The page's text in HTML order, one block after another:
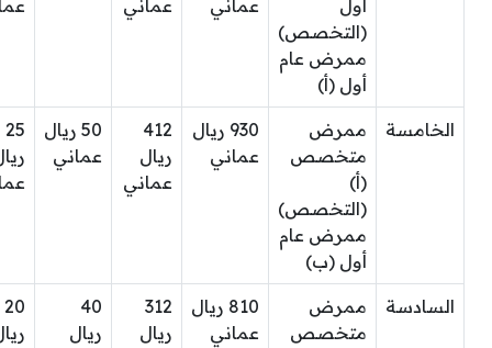
أول
(التخصص)
ممرض عام
أول (أ)
عماني
عماني
الخامسة
ممرض
متخصص
(أ)
(التخصص)
ممرض عام
أول (ب)
930 ريال
عماني
412
ريال
عماني
50 ريال
عماني
25
السادسة
ممرض
متخصص
810 ريال
عماني
312
ريال
40
ريال
20